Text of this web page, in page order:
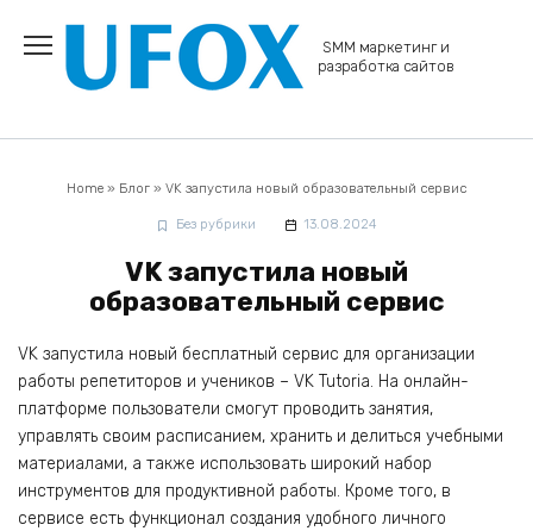
содержанию
SMM маркетинг и
разработка сайтов
Home» Блог» VK запустила новый образовательный сервис
Без рубрики 13.08.2024
VK запустила новый
образовательный сервис
VK запустила новый бесплатный сервис для организации
работы репетиторов и учеников – VK Tutoria. На онлайн-
платформе пользователи смогут проводить занятия,
управлять своим расписанием, хранить и делиться учебными
материалами, а также использовать широкий набор
инструментов для продуктивной работы. Кроме того, в
сервисе есть функционал создания удобного личного